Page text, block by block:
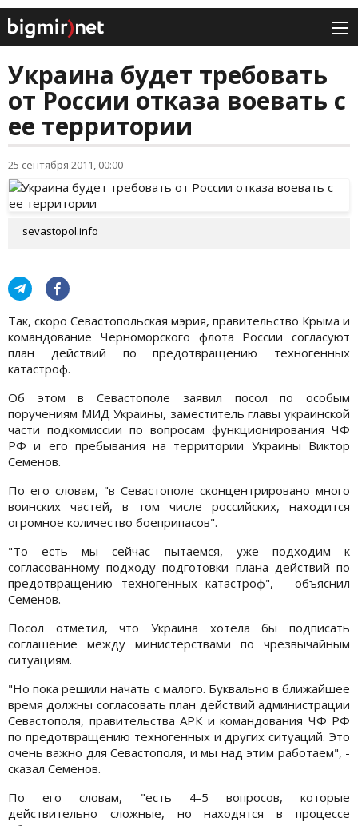
Украина будет требовать
от России отказа воевать с
ее территории
25 сентября 2011, 00:00
sevastopol.info
Так, скоро Севастопольская мэрия, правительство Крыма и
командование Черноморского флота России согласуют
план действий по предотвращению техногенных
катастроф.
Об этом в Севастополе заявил посол по особым
поручениям МИД Украины, заместитель главы украинской
части подкомиссии по вопросам функционирования ЧФ
РФ и его пребывания на территории Украины Виктор
Семенов.
По его словам, "в Севастополе сконцентрировано много
воинских частей, в том числе российских, находится
огромное количество боеприпасов".
"То есть мы сейчас пытаемся, уже подходим к
согласованному подходу подготовки плана действий по
предотвращению техногенных катастроф", - объяснил
Семенов.
Посол отметил, что Украина хотела бы подписать
соглашение между министерствами по чрезвычайным
ситуациям.
"Но пока решили начать с малого. Буквально в ближайшее
время должны согласовать план действий администрации
Севастополя, правительства АРК и командования ЧФ РФ
по предотвращению техногенных и других ситуаций. Это
очень важно для Севастополя, и мы над этим работаем", -
сказал Семенов.
По его словам, "есть 4-5 вопросов, которые
действительно сложные, но находятся в процессе